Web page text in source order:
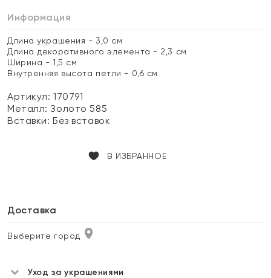
Информация
Длина украшения - 3,0 см
Длина декоративного элемента - 2,3 см
Ширина - 1,5 см
Внутренняя высота петли - 0,6 см
Артикул: 170791
Металл:Золото 585
Вставки:Без вставок
В ИЗБРАННОЕ
Доставка
Выберите город
Уход за украшениями